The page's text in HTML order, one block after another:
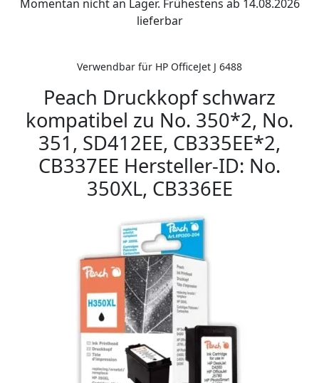
Momentan nicht an Lager. Frühestens ab 14.08.2026
lieferbar
Verwendbar für HP OfficeJet J 6488
Peach Druckkopf schwarz
kompatibel zu No. 350*2, No.
351, SD412EE, CB335EE*2,
CB337EE Hersteller-ID: No.
350XL, CB336EE